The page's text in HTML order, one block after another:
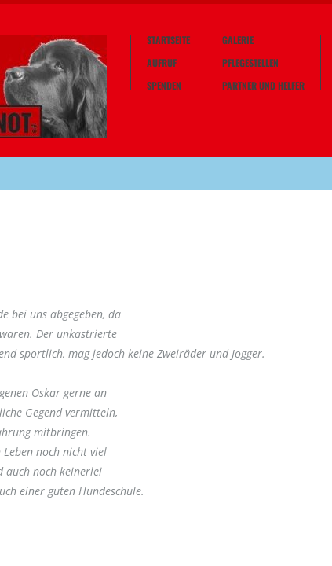
STARTSEITE
AUFRUF
SPENDEN
GALERIE
PFLEGESTELLEN
PARTNER UND HELFER
bei uns abgegeben, da
Der unkastrierte
sportlich, mag jedoch keine Zweiräder und Jogger.
Oskar gerne an
Gegend vermitteln,
mitbringen.
noch nicht viel
auch noch keinerlei
einer guten Hundeschule.